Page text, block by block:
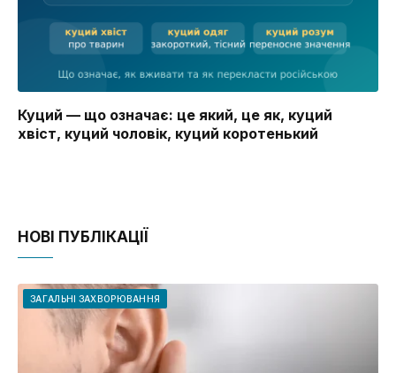
Куций — що означає: це який, це як, куций
хвіст, куций чоловік, куций коротенький
НОВІ ПУБЛІКАЦІЇ
ЗАГАЛЬНІ ЗАХВОРЮВАННЯ